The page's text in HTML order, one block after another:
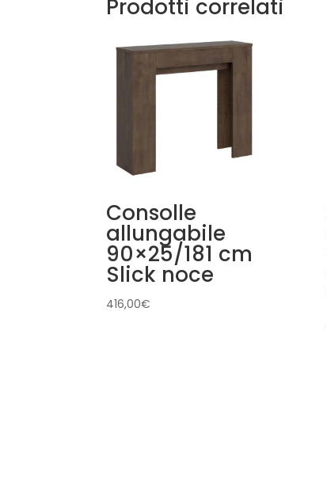
Prodotti correlati
Consolle
allungabile
90×25/181 cm
Slick noce
416,00€